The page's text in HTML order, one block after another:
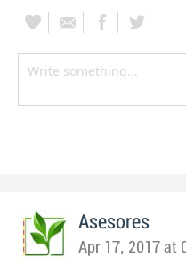
Asesores
Apr 17, 2017 at